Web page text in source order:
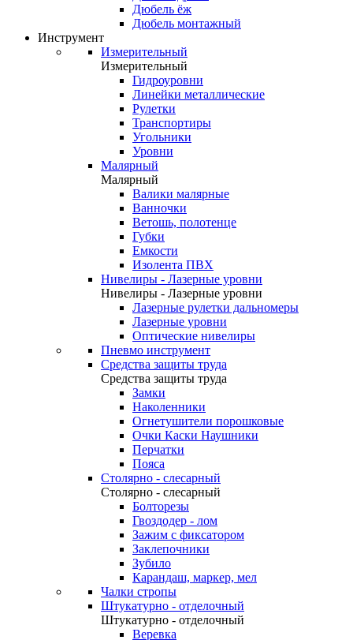
Дюбель ёж
Дюбель монтажный
Инструмент
Измерительный
Измерительный
Гидроуровни
Линейки металлические
Рулетки
Транспортиры
Угольники
Уровни
Малярный
Малярный
Валики малярные
Ванночки
Ветошь, полотенце
Губки
Емкости
Изолента ПВХ
Нивелиры - Лазерные уровни
Нивелиры - Лазерные уровни
Лазерные рулетки дальномеры
Лазерные уровни
Оптические нивелиры
Пневмо инструмент
Средства защиты труда
Средства защиты труда
Замки
Наколенники
Огнетушители порошковые
Очки Каски Наушники
Перчатки
Пояса
Столярно - слесарный
Столярно - слесарный
Болторезы
Гвоздодер - лом
Зажим с фиксатором
Заклепочники
Зубило
Карандаш, маркер, мел
Чалки стропы
Штукатурно - отделочный
Штукатурно - отделочный
Веревка